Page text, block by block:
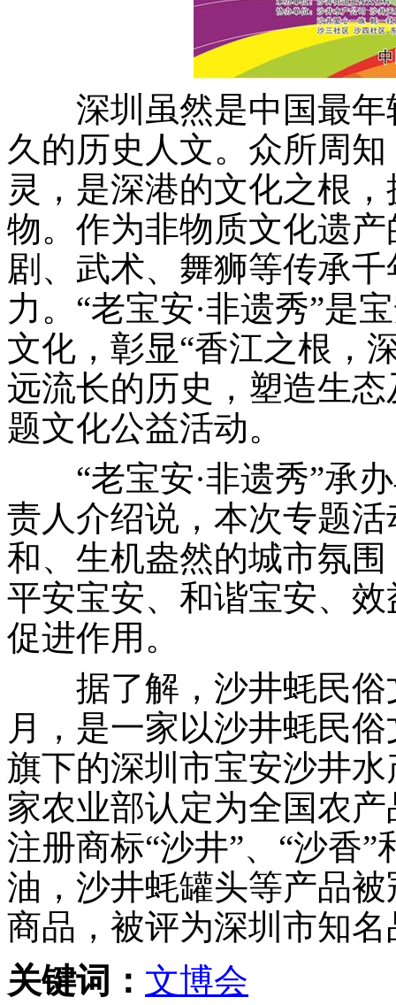
深圳虽然是中国最年
久的历史人文。众所周
灵，是深港的文化之根
物。作为非物质文化遗
剧、武术、舞狮等传承
力。“老宝安·非遗秀”是
文化，彰显“香江之根，
远流长的历史，塑造生
题文化公益活动。
“老宝安·非遗秀”承办
责人介绍说，本次专题
和、生机盎然的城市氛
平安宝安、和谐宝安、
促进作用。
据了解，沙井蚝民俗
月，是一家以沙井蚝民
旗下的深圳市宝安沙井
家农业部认定为全国农
注册商标“沙井”、“沙香
油，沙井蚝罐头等产品
商品，被评为深圳市知
关键词： 文博会